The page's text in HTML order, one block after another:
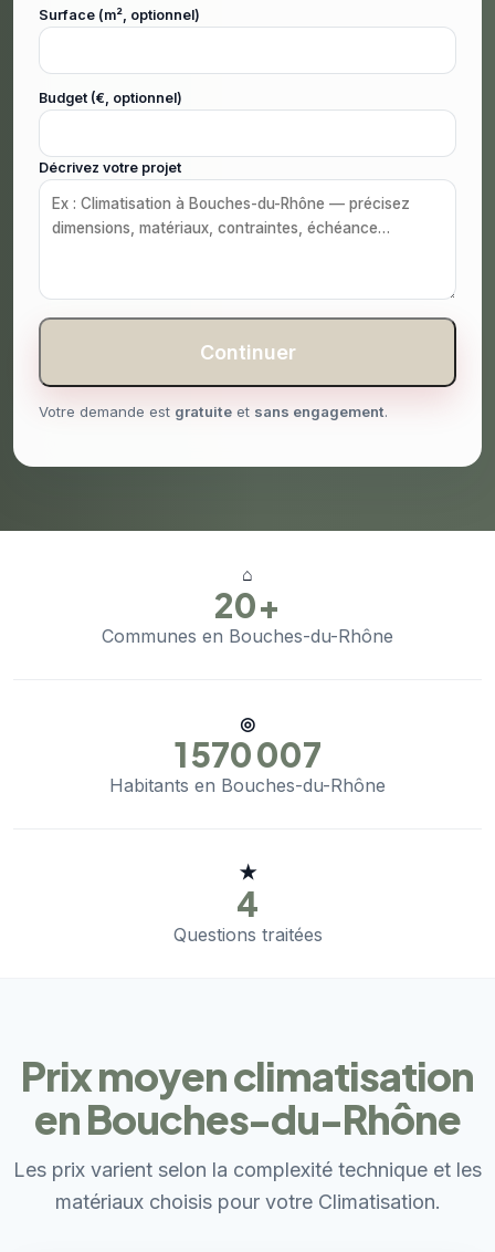
Surface (m², optionnel)
Budget (€, optionnel)
Décrivez votre projet
Continuer
Votre demande est gratuite et sans engagement.
⌂
20+
Communes en Bouches-du-Rhône
◎
1 570 007
Habitants en Bouches-du-Rhône
★
4
Questions traitées
Prix moyen climatisation
en Bouches-du-Rhône
Les prix varient selon la complexité technique et les
matériaux choisis pour votre Climatisation.